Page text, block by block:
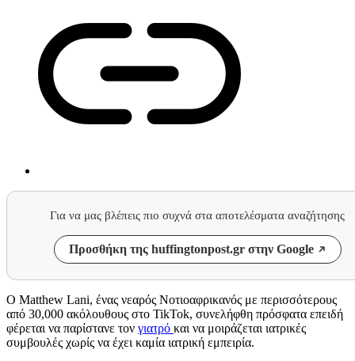
Για να μας βλέπεις πιο συχνά στα αποτελέσματα αναζήτησης
Προσθήκη της huffingtonpost.gr στην Google
Ο Matthew Lani, ένας νεαρός Νοτιοαφρικανός με περισσότερους
από 30,000 ακόλουθους στο TikTok, συνελήφθη πρόσφατα επειδή
φέρεται να παρίστανε τον γιατρό και να μοιράζεται ιατρικές
συμβουλές χωρίς να έχει καμία ιατρική εμπειρία.